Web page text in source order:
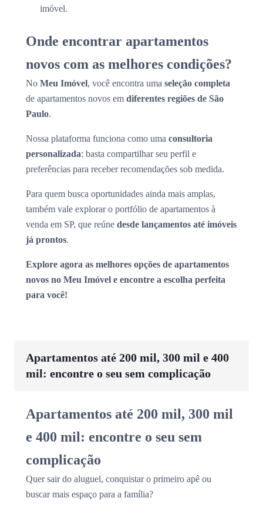
imóvel.
Onde encontrar apartamentos
novos com as melhores condições?
No Meu Imóvel, você encontra uma seleção completa
de apartamentos novos em diferentes regiões de São
Paulo.
Nossa plataforma funciona como uma consultoria
personalizada: basta compartilhar seu perfil e
preferências para receber recomendações sob medida.
Para quem busca oportunidades ainda mais amplas,
também vale explorar o portfólio de apartamentos à
venda em SP, que reúne desde lançamentos até imóveis
já prontos.
Explore agora as melhores opções de apartamentos
novos no Meu Imóvel e encontre a escolha perfeita
para você!
Apartamentos até 200 mil, 300 mil e 400
mil: encontre o seu sem complicação
Apartamentos até 200 mil, 300 mil
e 400 mil: encontre o seu sem
complicação
Quer sair do aluguel, conquistar o primeiro apê ou
buscar mais espaço para a família?